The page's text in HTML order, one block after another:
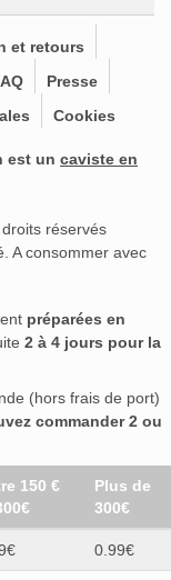
et retours
Presse
Cookies
est un caviste en
réservés
A consommer avec
préparées en
2 à 4 jours pour la
(hors frais de port)
commander 2 ou
150 €
Plus de
300€
0.99€